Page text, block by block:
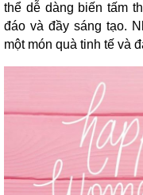
thể dễ dàng biến tấm
đáo và đầy sáng tạo.
một món quà tinh tế và